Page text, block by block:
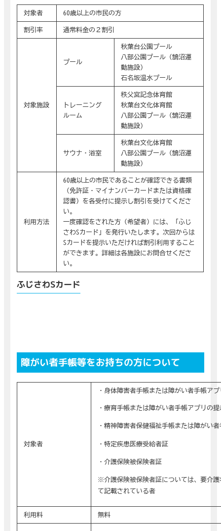
対象者 60歳以上の市民の方
割引率 通常料金の２割引
対象施設
プール
秋葉台公園プール
八部公園プール（鵠沼運
動施設）
石名坂温水プール
トレーニング
ルーム
秩父宮記念体育館
秋葉台文化体育館
八部公園プール（鵠沼運
動施設）
サウナ・浴室
秋葉台文化体育館
八部公園プール（鵠沼運
動施設）
利用方法
60歳以上の市民であることが確認できる書類
（免許証・マイナンバーカードまたは資格確
認書）を各受付に提示し割引を受けてくださ
い。
一度確認をされた方（希望者）には、「ふじ
さわSカード」を発行いたします。次回からは
Sカードを提示いただければ割引利用すること
ができます。詳細は各施設にお問合せくださ
い。
ふじさわSカード
障がい者手帳等をお持ちの方について
対象者
・身体障害者手帳または障がい者手帳ア
・療育手帳または障がい者手帳アプリの提
・精神障害者保健福祉手帳または障がい
・特定疾患医療受給者証
・介護保険被保険者証
※介護保険被保険者証については、要介
て記載されている者
利用料 無料